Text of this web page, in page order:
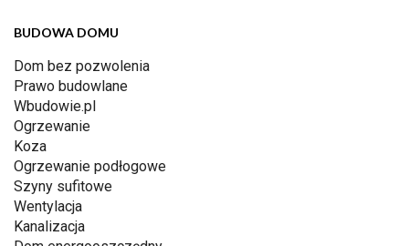
BUDOWA DOMU
Dom bez pozwolenia
Prawo budowlane
Wbudowie.pl
Ogrzewanie
Koza
Ogrzewanie podłogowe
Szyny sufitowe
Wentylacja
Kanalizacja